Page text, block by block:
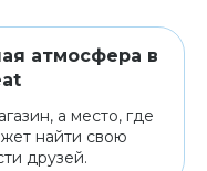
атмосфера в
а место, где
найти свою
друзей.